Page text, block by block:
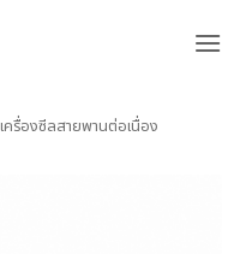
เครื่องซีลสายพานต่อเนื่อง